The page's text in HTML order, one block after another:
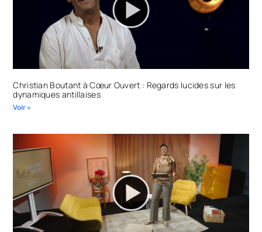
Christian Boutant à Cœur Ouvert : Regards lucides sur les
dynamiques antillaises
Voir »